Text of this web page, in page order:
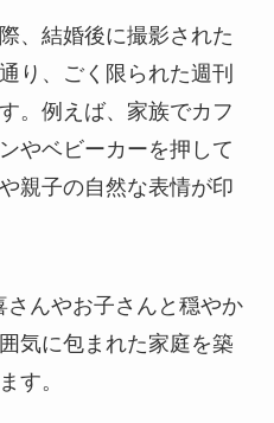
、結婚後に撮影された
り、ごく限られた週刊
。例えば、家族でカフ
やベビーカーを押して
親子の自然な表情が印
んやお子さんと穏やか
気に包まれた家庭を築
す。